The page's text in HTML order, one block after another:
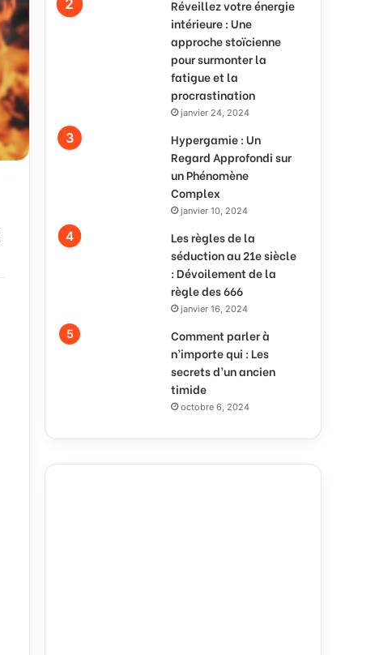
Réveillez votre énergie
intérieure : Une
approche stoïcienne
pour surmonter la
fatigue et la
procrastination
janvier 24, 2024
Hypergamie : Un
Regard Approfondi sur
un Phénomène
Complex
janvier 10, 2024
Les règles de la
séduction au 21e siècle
: Dévoilement de la
règle des 666
janvier 16, 2024
Comment parler à
n’importe qui : Les
secrets d’un ancien
timide
octobre 6, 2024